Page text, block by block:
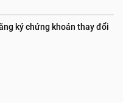
ký chứng khoán thay đổi